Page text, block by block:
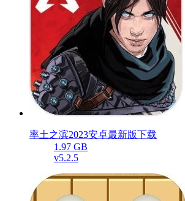
率土之滨2023安卓最新版下载
1.97 GB
v5.2.5